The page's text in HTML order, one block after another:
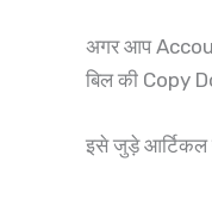
अगर आप
बिल की Copy
इसे जुड़े आर्टिकल